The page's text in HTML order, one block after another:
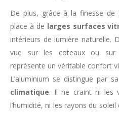
De plus, grâce à la finesse de
place à de larges surfaces
intérieurs de lumière naturelle.
vue sur les coteaux ou sur
représente un véritable confort
L’aluminium se distingue par sa
climatique. Il ne craint ni les
l’humidité, ni les rayons du